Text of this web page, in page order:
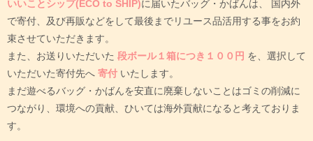
いいことシップ(ECO to SHIP)に届いたバッグ・かばんは、
国内外
で寄付、及び再販などをして最後までリユース品活用する事をお約
束させていただきます。
また、お送りいただいた 段ボール１箱につき１００円 を、選択して
いただいた寄付先へ 寄付 いたします。
まだ遊べるバッグ・かばんを安直に廃棄しないことはゴミの削減に
つながり、環境への貢献、ひいては海外貢献になると考えておりま
す。